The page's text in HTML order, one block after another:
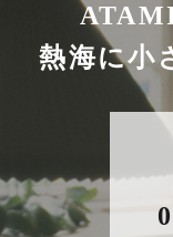
熱海に小